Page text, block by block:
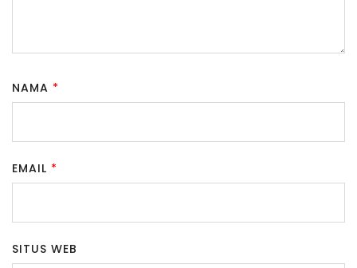
NAMA *
EMAIL *
SITUS WEB